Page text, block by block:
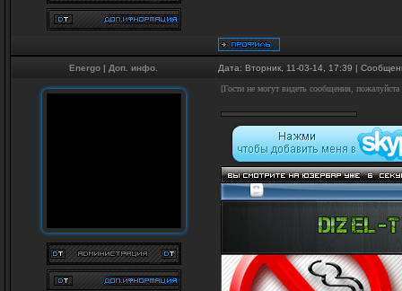
Energo | Доп. инфо. Дата: Вторник, 11-03-14, 17:39 |
[Гости не могут видеть сообщения, пожалуйста